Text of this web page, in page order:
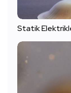
Statik